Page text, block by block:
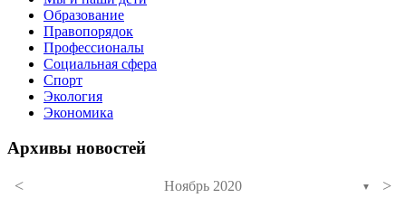
Образование
Правопорядок
Профессионалы
Социальная сфера
Спорт
Экология
Экономика
Архивы новостей
< Ноябрь 2020 ▼ >